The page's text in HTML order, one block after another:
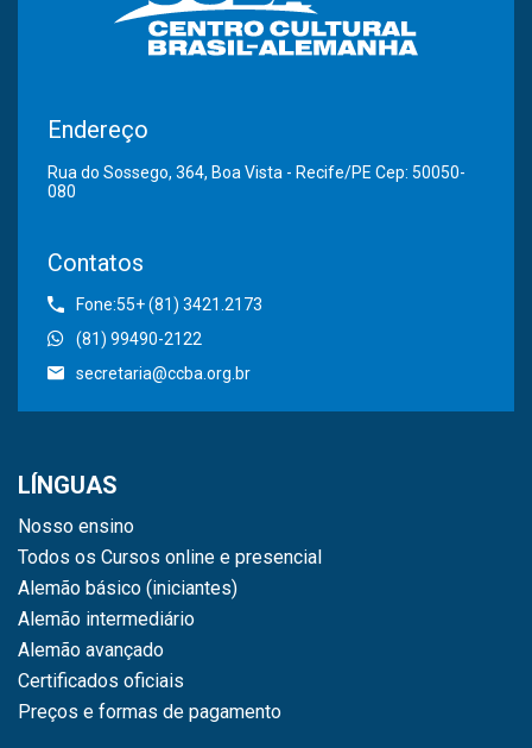
Endereço
Rua do Sossego, 364, Boa Vista - Recife/PE Cep: 50050-
080
Contatos
Fone:55+ (81) 3421.2173
(81) 99490-2122
secretaria@ccba.org.br
LÍNGUAS
Nosso ensino
Todos os Cursos online e presencial
Alemão básico (iniciantes)
Alemão intermediário
Alemão avançado
Certificados oficiais
Preços e formas de pagamento